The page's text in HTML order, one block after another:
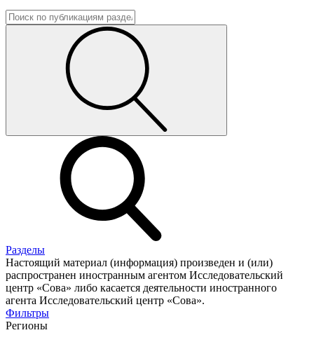
Разделы
Настоящий материал (информация) произведен и (или)
распространен иностранным агентом Исследовательский
центр «Сова» либо касается деятельности иностранного
агента Исследовательский центр «Сова».
Фильтры
Регионы